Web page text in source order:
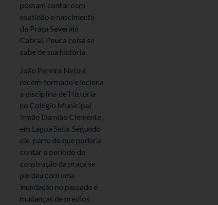
possam contar com
exatidão o nascimento
da Praça Severino
Cabral. Pouca coisa se
sabe de sua história.
João Pereira Neto é
recém-formado e leciona
a disciplina de História
no Colégio Municipal
Irmão Damião Clemente,
em Lagoa Seca. Segundo
ele, parte do que poderia
contar o período de
construção da praça se
perdeu com uma
inundação no passado e
mudanças de prédios